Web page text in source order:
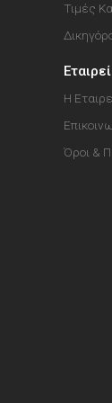
Τιμές
Η
Όροι &